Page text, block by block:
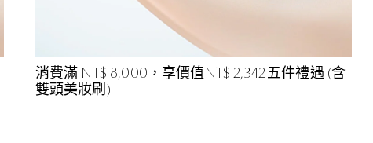
消費滿 NT$ 8,000，享價值NT$ 2,342 五件禮遇 (含
雙頭美妝刷)